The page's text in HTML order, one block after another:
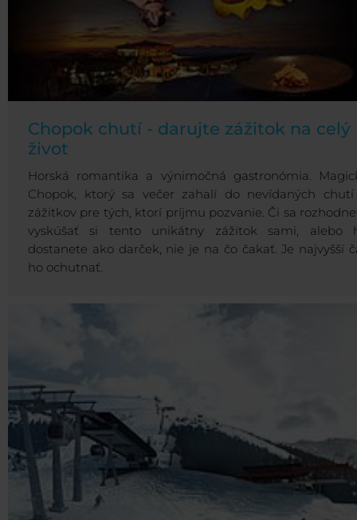
Chopok chutí - darujte zážitok na celý
život
Horská romantika a výnimočná gastronómia.
Chopok, ktorý sa večer zahalí do nevídaných
zážitkov pre tých, ktorí príjmu pozvanie. Či sa
vyskúšať si tento unikátny zážitok sami, alebo
dostanete ako darček, nie je na čo čakať. Je najvyšší
ho ochutnať.